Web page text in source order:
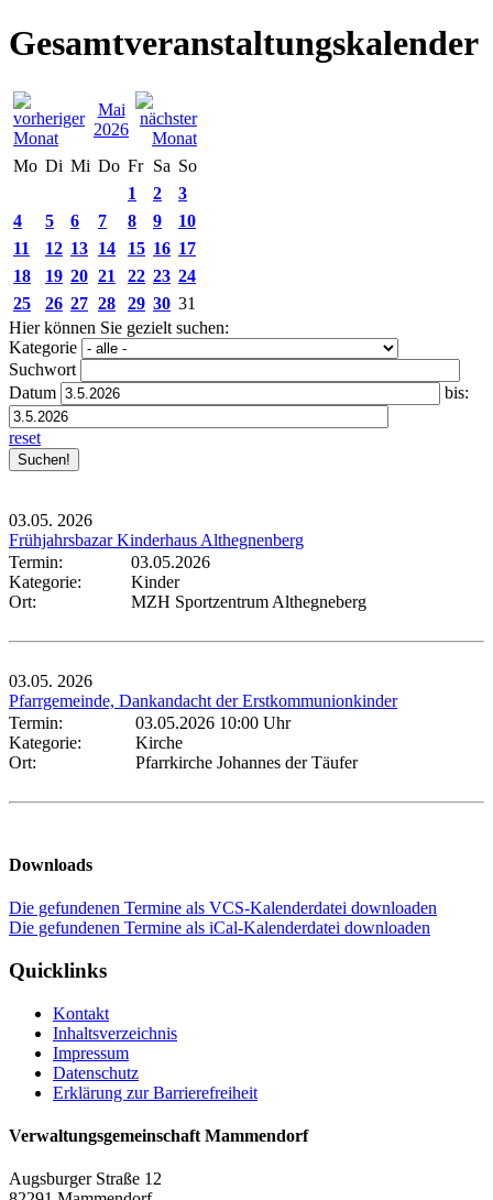
Gesamtveranstaltungskalender
Mai
2026
Mo Di Mi Do Fr Sa So
1
2
3
4
5 6 7 8 9
10
11
12 13 14 15 16 17
18
19 20 21 22 23 24
25
26 27 28 29 30 31
Hier können Sie gezielt suchen:
Kategorie
Suchwort
Datum
bis:
reset
03.05. 2026
Frühjahrsbazar Kinderhaus Althegnenberg
Termin:
03.05.2026
Kategorie:
Kinder
Ort:
MZH Sportzentrum Althegneberg
03.05. 2026
Pfarrgemeinde, Dankandacht der Erstkommunionkinder
Termin:
03.05.2026 10:00 Uhr
Kategorie:
Kirche
Ort:
Pfarrkirche Johannes der Täufer
Downloads
Die gefundenen Termine als VCS-Kalenderdatei downloaden
Die gefundenen Termine als iCal-Kalenderdatei downloaden
Quicklinks
Kontakt
Inhaltsverzeichnis
Impressum
Datenschutz
Erklärung zur Barrierefreiheit
Verwaltungsgemeinschaft Mammendorf
Augsburger Straße 12